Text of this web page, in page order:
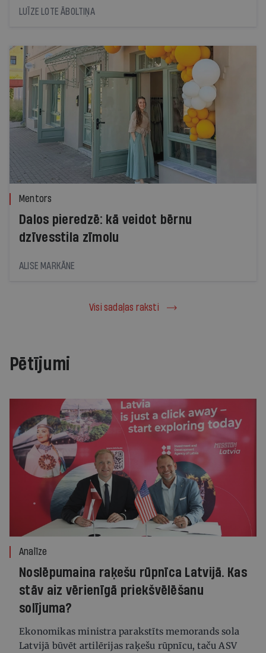
krāsns prototipu. Tagad Dimantiņš jāpārvērš
LUĪZE LOTE ĀBOLTIŅA
Mentors
Dalos pieredzē: kā veidot bērnu
dzīvesstila zīmolu
ALISE MARKĀNE
Visi sadaļas raksti
Pētījumi
Analīze
Noslēpumaina raķešu rūpnīca Latvijā. Kas
stāv aiz vērienīgā priekšvēlēšanu
solījuma?
Ekonomikas ministra parakstīts memorands sola
Latvijā būvēt artilērijas raķešu rūpnīcu, taču ASV